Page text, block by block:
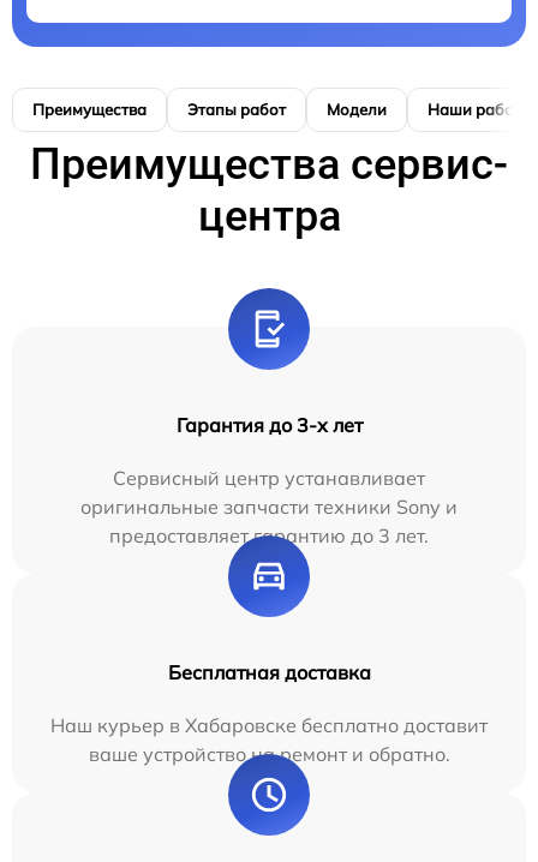
Преимущества Этапы работ Модели Наши работы
Преимущества сервис-
центра
Гарантия до 3-х лет
Сервисный центр устанавливает
оригинальные запчасти техники Sony и
предоставляет гарантию до 3 лет.
Бесплатная доставка
Наш курьер в Хабаровске бесплатно доставит
ваше устройство на ремонт и обратно.